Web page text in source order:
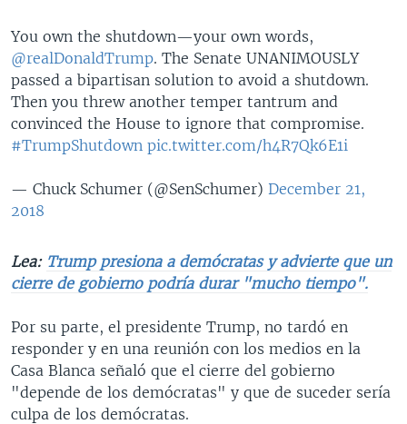
You own the shutdown—your own words,
@realDonaldTrump. The Senate UNANIMOUSLY
passed a bipartisan solution to avoid a shutdown.
Then you threw another temper tantrum and
convinced the House to ignore that compromise.
#TrumpShutdown pic.twitter.com/h4R7Qk6E1i
— Chuck Schumer (@SenSchumer) December 21,
2018
Lea: Trump presiona a demócratas y advierte que un
cierre de gobierno podría durar "mucho tiempo".
Por su parte, el presidente Trump, no tardó en
responder y en una reunión con los medios en la
Casa Blanca señaló que el cierre del gobierno
"depende de los demócratas" y que de suceder sería
culpa de los demócratas.